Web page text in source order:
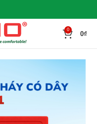
0
0₫